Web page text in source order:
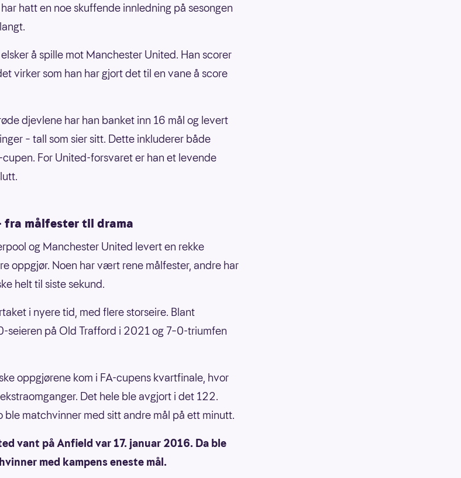
hatt en noe skuffende innledning på sesongen
å spille mot Manchester United. Han scorer
virker som han har gjort det til en vane å score
djevlene har han banket inn 16 mål og levert
– tall som sier sitt. Dette inkluderer både
cupen. For United-forsvaret er han et levende
fra målfester til drama
og Manchester United levert en rekke
oppgjør. Noen har vært rene målfester, andre har
helt til siste sekund.
i nyere tid, med flere storseire. Blant
seieren på Old Trafford i 2021 og 7–0-triumfen
oppgjørene kom i FA-cupens kvartfinale, hvor
Det hele ble avgjort i det 122.
ble matchvinner med sitt andre mål på ett minutt.
vant på Anfield var 17. januar 2016. Da ble
med kampens eneste mål.